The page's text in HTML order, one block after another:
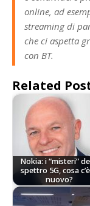
online, ad
streaming di
che ci aspetta
con BT.
Related
Nokia: i “misteri”
spettro 5G, cosa
nuovo?